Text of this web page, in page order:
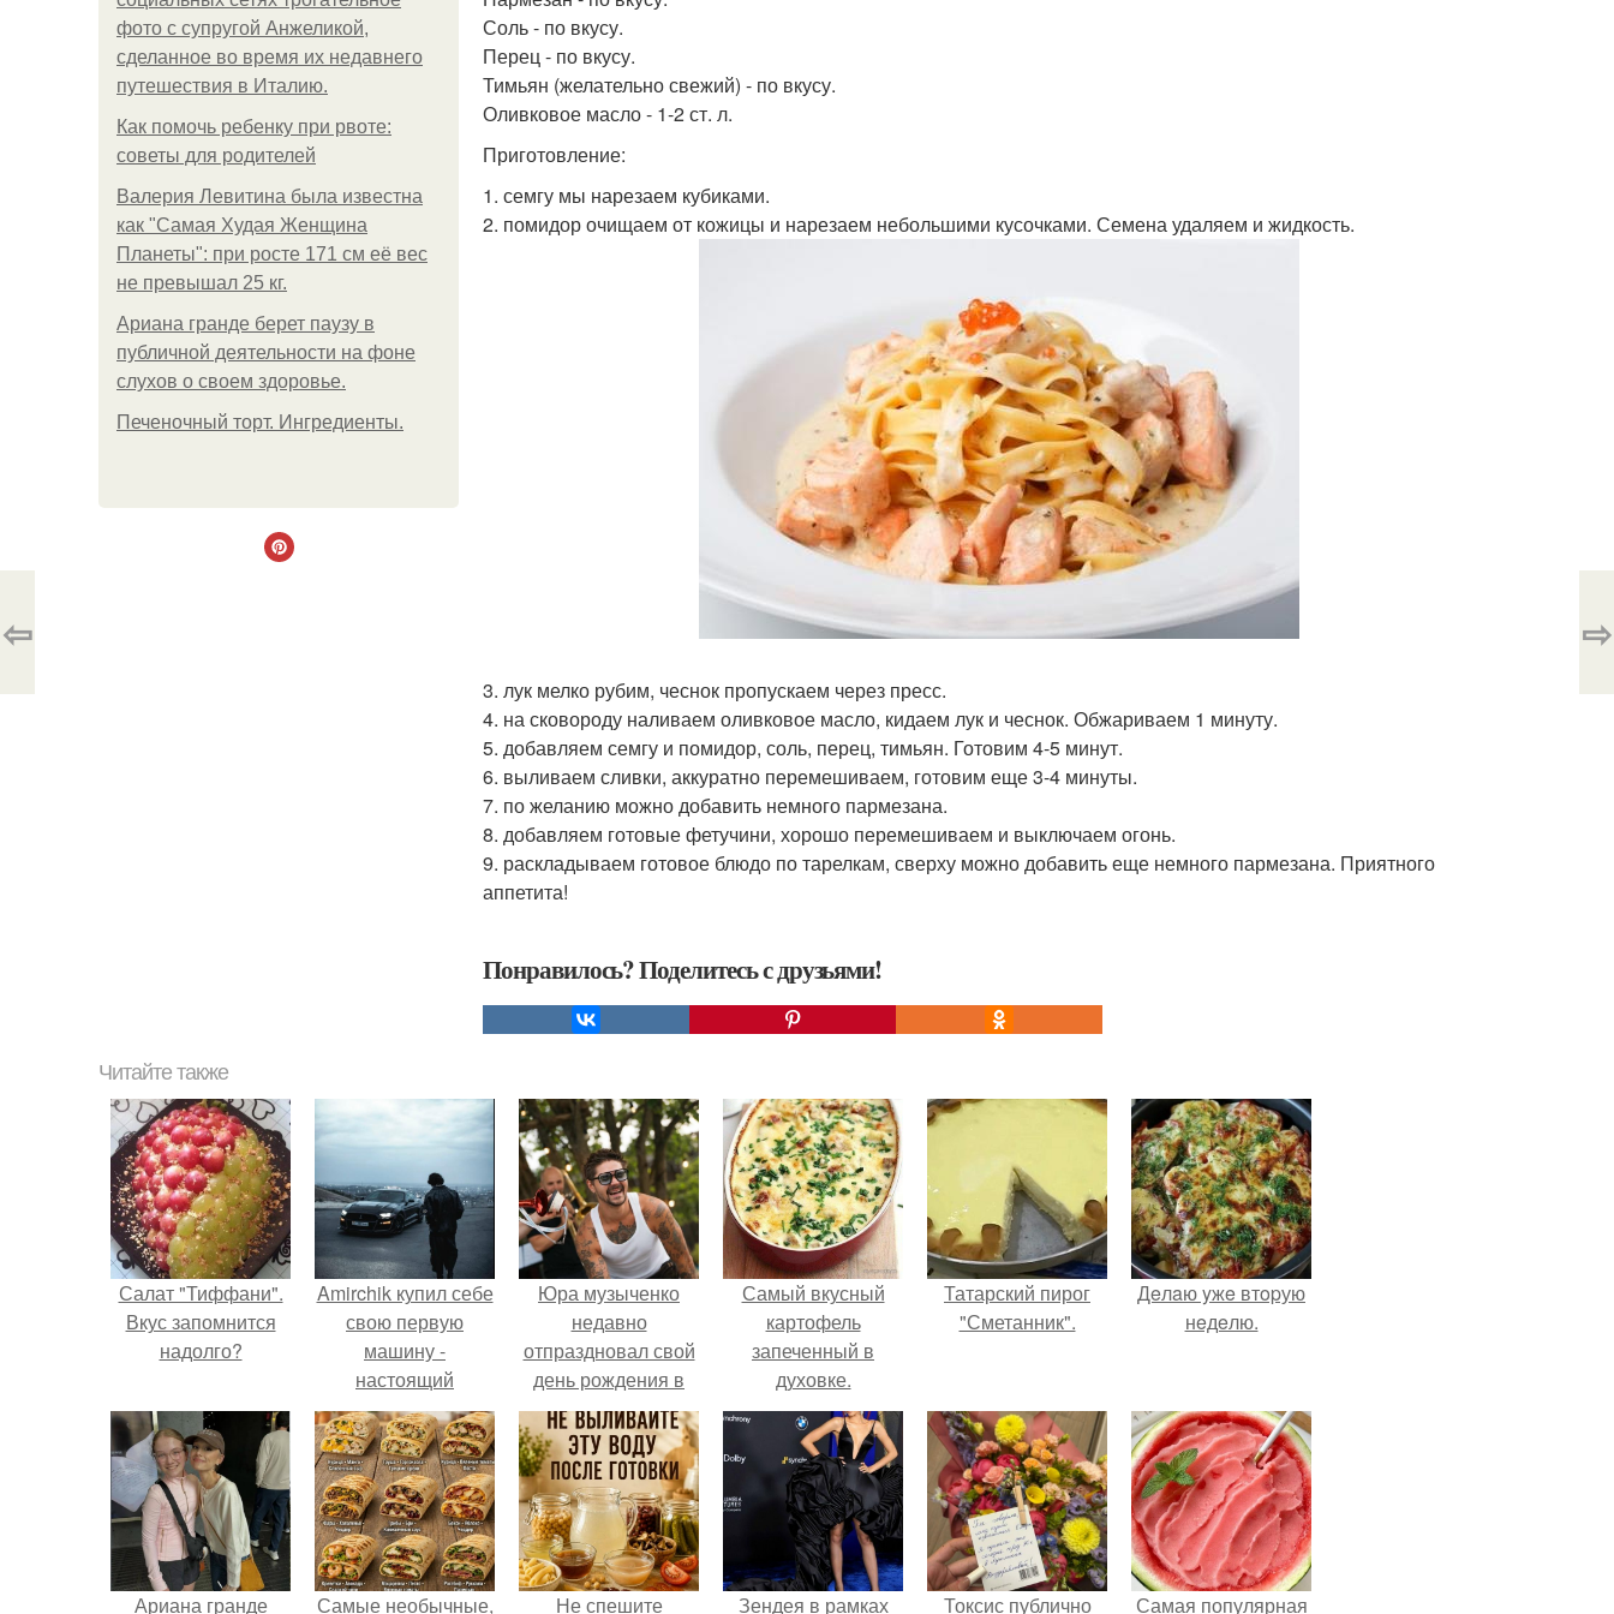
фото с супругой Анжеликой,
сделанное во время их недавнего
путешествия в Италию.
Как помочь ребенку при рвоте:
советы для родителей
Валерия Левитина была известна
как "Самая Худая Женщина
Планеты": при росте 171 см её вес
не превышал 25 кг.
Ариана гранде берет паузу в
публичной деятельности на фоне
слухов о своем здоровье.
Печеночный торт. Ингредиенты.
Соль - по вкусу.
Перец - по вкусу.
Тимьян (желательно свежий) - по вкусу.
Оливковое масло - 1-2 ст. л.
Приготовление:
1. семгу мы нарезаем кубиками.
2. помидор очищаем от кожицы и нарезаем небольшими кусочками. Семена удаляем и жидкость.
3. лук мелко рубим, чеснок пропускаем через пресс.
4. на сковороду наливаем оливковое масло, кидаем лук и чеснок. Обжариваем 1 минуту.
5. добавляем семгу и помидор, соль, перец, тимьян. Готовим 4-5 минут.
6. выливаем сливки, аккуратно перемешиваем, готовим еще 3-4 минуты.
7. по желанию можно добавить немного пармезана.
8. добавляем готовые фетучини, хорошо перемешиваем и выключаем огонь.
9. раскладываем готовое блюдо по тарелкам, сверху можно добавить еще немного пармезана. Приятного
аппетита!
Понравилось? Поделитесь с друзьями!
⇦ ⇨
Читайте также
Салат "Тиффани".
Вкус запомнится
надолго?
Amirchik купил себе
свою первую
машину -
настоящий
автомобиль мечты
для многих
автолюбителей.
Юра музыченко
недавно
отпраздновал свой
день рождения в
кругу самых
близких и родных
людей.
Самый вкусный
картофель
запеченный в
духовке.
Татарский пирог
"Сметанник".
Дeлaю yжe втopую
нeдeлю.
Ариана гранде Самые необычные, Не спешите Зендея в рамках Токсис публично Самая популярная